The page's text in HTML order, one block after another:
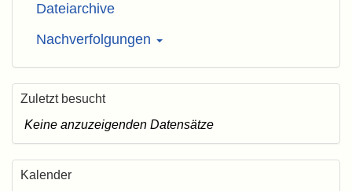
Dateiarchive
Nachverfolgungen
Zuletzt besucht
Keine anzuzeigenden Datensätze
Kalender